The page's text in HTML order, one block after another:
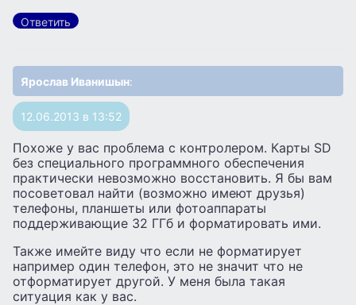
Ответить
Ярослав Иванишын:
12.06.2013 в 13:52
Похоже у вас проблема с контролером. Карты SD
без специального программного обеспечения
практически невозможно восстановить. Я бы вам
посоветовал найти (возможно имеют друзья)
телефоны, планшеты или фотоаппараты
поддерживающие 32 ГГб и форматировать ими.
Также имейте виду что если не форматирует
например один телефон, это не значит что не
отформатирует другой. У меня была такая
ситуация как у вас.